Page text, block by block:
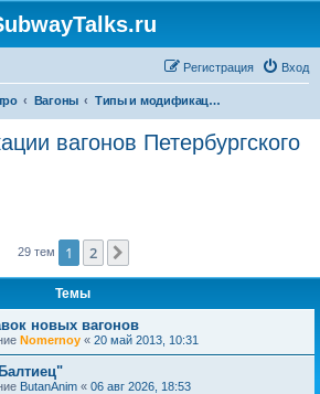
Вход
Регистрация
Вагоны Типы и модификации вагонов Петербургского Метрополитена
вагонов Петербургского
29 тем 1 2
Темы
новых вагонов
Nomernoy « 20 май 2013, 10:31
ButanAnim « 06 авг 2026, 18:53